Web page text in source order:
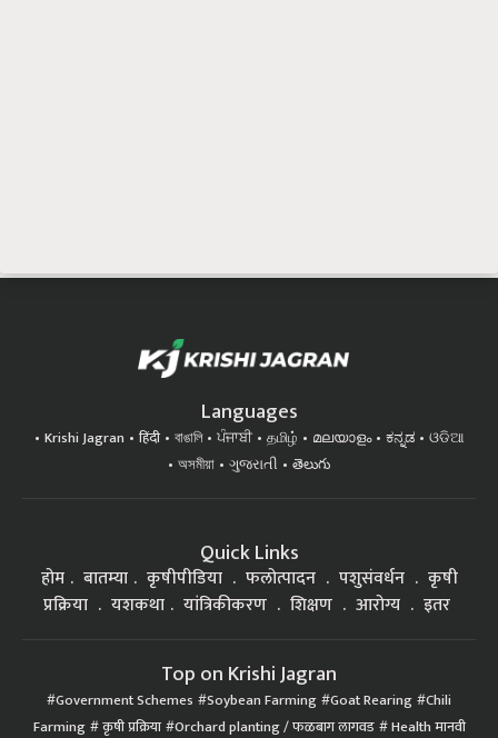
Languages
Krishi Jagran हिंदी বাঙালি ਪੰਜਾਬੀ தமிழ் മലയാളം ಕನ್ನಡ
ଓଡିଆ
অসমীয়া
ગુજરાતી తెలుగు
Quick Links
होम बातम्या कृषीपीडिया फलोत्पादन पशुसंवर्धन
कृषी
प्रक्रिया
यशकथा यांत्रिकीकरण शिक्षण आरोग्य इतर
Top on Krishi Jagran
Government Schemes Soybean Farming Goat Rearing Chili
Farming कृषी प्रक्रिया Orchard planting / फळबाग लागवड Health मानवी